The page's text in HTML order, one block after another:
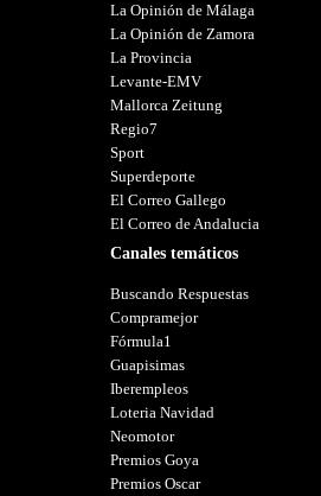
La Opinión de Málaga
La Opinión de Zamora
La Provincia
Levante-EMV
Mallorca Zeitung
Regio7
Sport
Superdeporte
El Correo Gallego
El Correo de Andalucia
Canales temáticos
Buscando Respuestas
Compramejor
Fórmula1
Guapisimas
Iberempleos
Loteria Navidad
Neomotor
Premios Goya
Premios Oscar